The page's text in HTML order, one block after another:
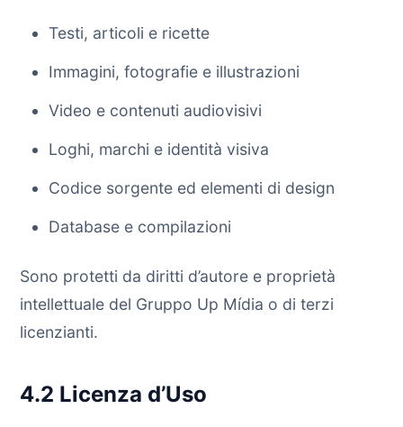
Testi, articoli e ricette
Immagini, fotografie e illustrazioni
Video e contenuti audiovisivi
Loghi, marchi e identità visiva
Codice sorgente ed elementi di design
Database e compilazioni
Sono protetti da diritti d’autore e proprietà
intellettuale del Gruppo Up Mídia o di terzi
licenzianti.
4.2 Licenza d’Uso